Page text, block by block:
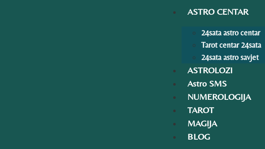
ASTRO CENTAR
24sata astro centar
Tarot centar 24sata
24sata astro savjet
ASTROLOZI
Astro SMS
NUMEROLOGIJA
TAROT
MAGIJA
BLOG